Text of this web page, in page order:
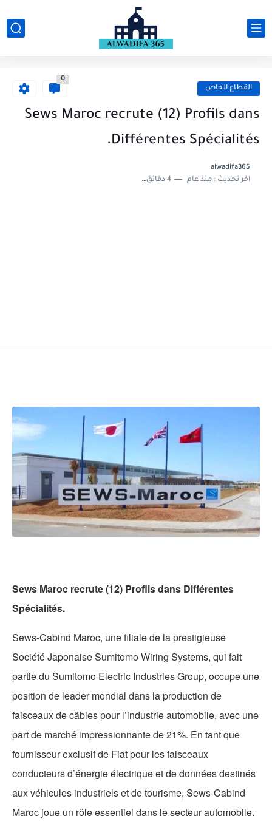
القطاع الخاص
0
Sews Maroc recrute (12) Profils dans
Différentes Spécialités.
alwadifa365
اخر تحديث :منذ عام 4 دقائق للقراءة
Sews Maroc recrute (12) Profils dans Différentes
Spécialités.
Sews-Cabind Maroc, une filiale de la prestigieuse
Société Japonaise Sumitomo Wiring Systems, qui fait
partie du Sumitomo Electric Industries Group, occupe une
position de leader mondial dans la production de
faisceaux de câbles pour l’industrie automobile, avec une
part de marché impressionnante de 21%. En tant que
fournisseur exclusif de Fiat pour les faisceaux
conducteurs d’énergie électrique et de données destinés
aux véhicules industriels et de tourisme, Sews-Cabind
Maroc joue un rôle essentiel dans le secteur automobile.